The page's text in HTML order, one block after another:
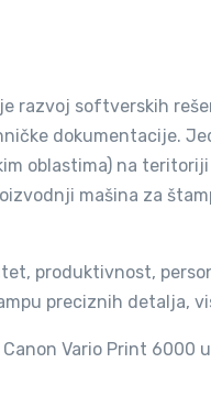
je razvoj softverskih
dokumentacije.
oblastima) na
mašina za
produktivnost,
preciznih detalja,
Vario Print 6000